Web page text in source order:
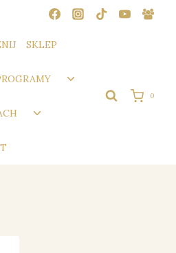
SKLEP
Przełącz
podrzędne
Przełącz
0